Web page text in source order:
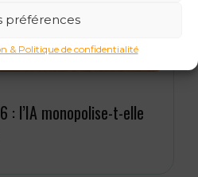
préférences
& Politique de confidentialité
: l’IA monopolise-t-elle